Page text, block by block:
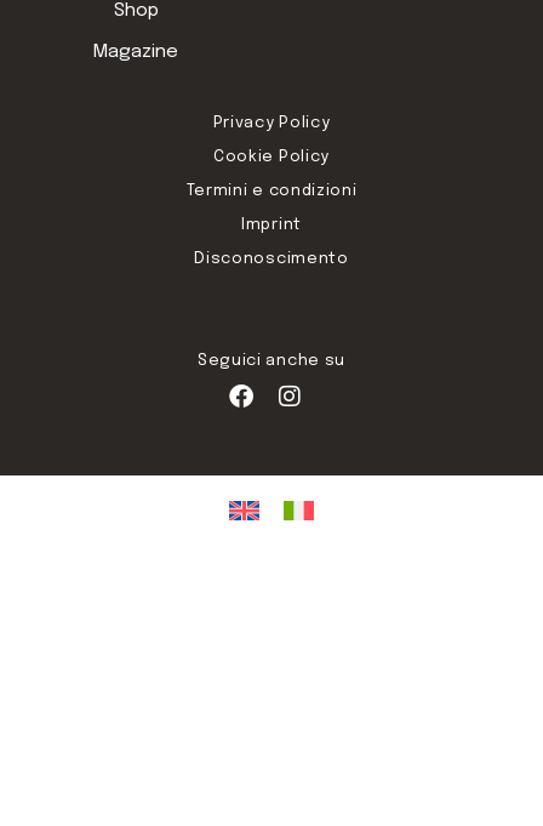
Shop
Magazine
Privacy Policy
Cookie Policy
Termini e condizioni
Imprint
Disconoscimento
Seguici anche su